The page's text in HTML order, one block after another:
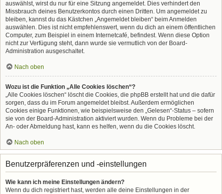
auswählst, wirst du nur für eine Sitzung angemeldet. Dies verhindert den
Missbrauch deines Benutzerkontos durch einen Dritten. Um angemeldet zu
bleiben, kannst du das Kästchen „Angemeldet bleiben“ beim Anmelden
auswählen. Dies ist nicht empfehlenswert, wenn du dich an einem öffentlichen
Computer, zum Beispiel in einem Internetcafé, befindest. Wenn diese Option
nicht zur Verfügung steht, dann wurde sie vermutlich von der Board-
Administration ausgeschaltet.
Nach oben
Wozu ist die Funktion „Alle Cookies löschen“?
„Alle Cookies löschen“ löscht die Cookies, die phpBB erstellt hat und die dafür
sorgen, dass du im Forum angemeldet bleibst. Außerdem ermöglichen
Cookies einige Funktionen, wie beispielsweise den „Gelesen“-Status – sofern
sie von der Board-Administration aktiviert wurden. Wenn du Probleme bei der
An- oder Abmeldung hast, kann es helfen, wenn du die Cookies löscht.
Nach oben
Benutzerpräferenzen und -einstellungen
Wie kann ich meine Einstellungen ändern?
Wenn du dich registriert hast, werden alle deine Einstellungen in der